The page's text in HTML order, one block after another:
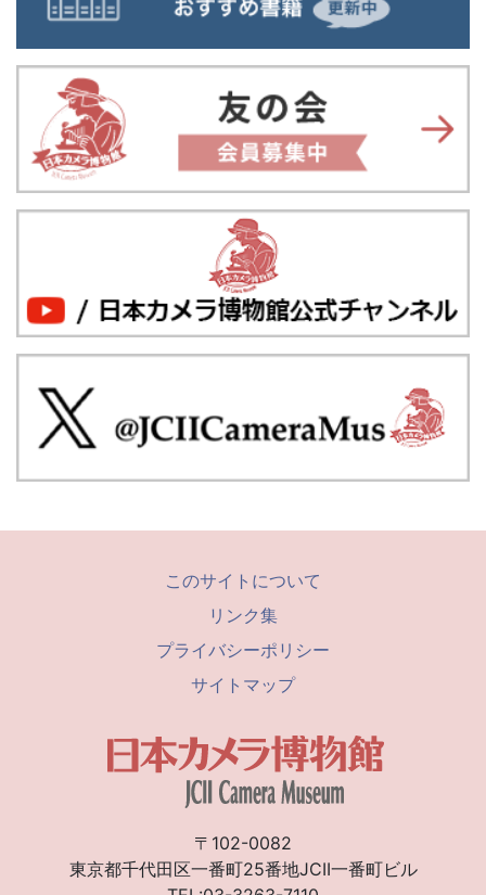
このサイトについて
リンク集
プライバシーポリシー
サイトマップ
〒102-0082
東京都千代田区一番町25番地JCII一番町ビル